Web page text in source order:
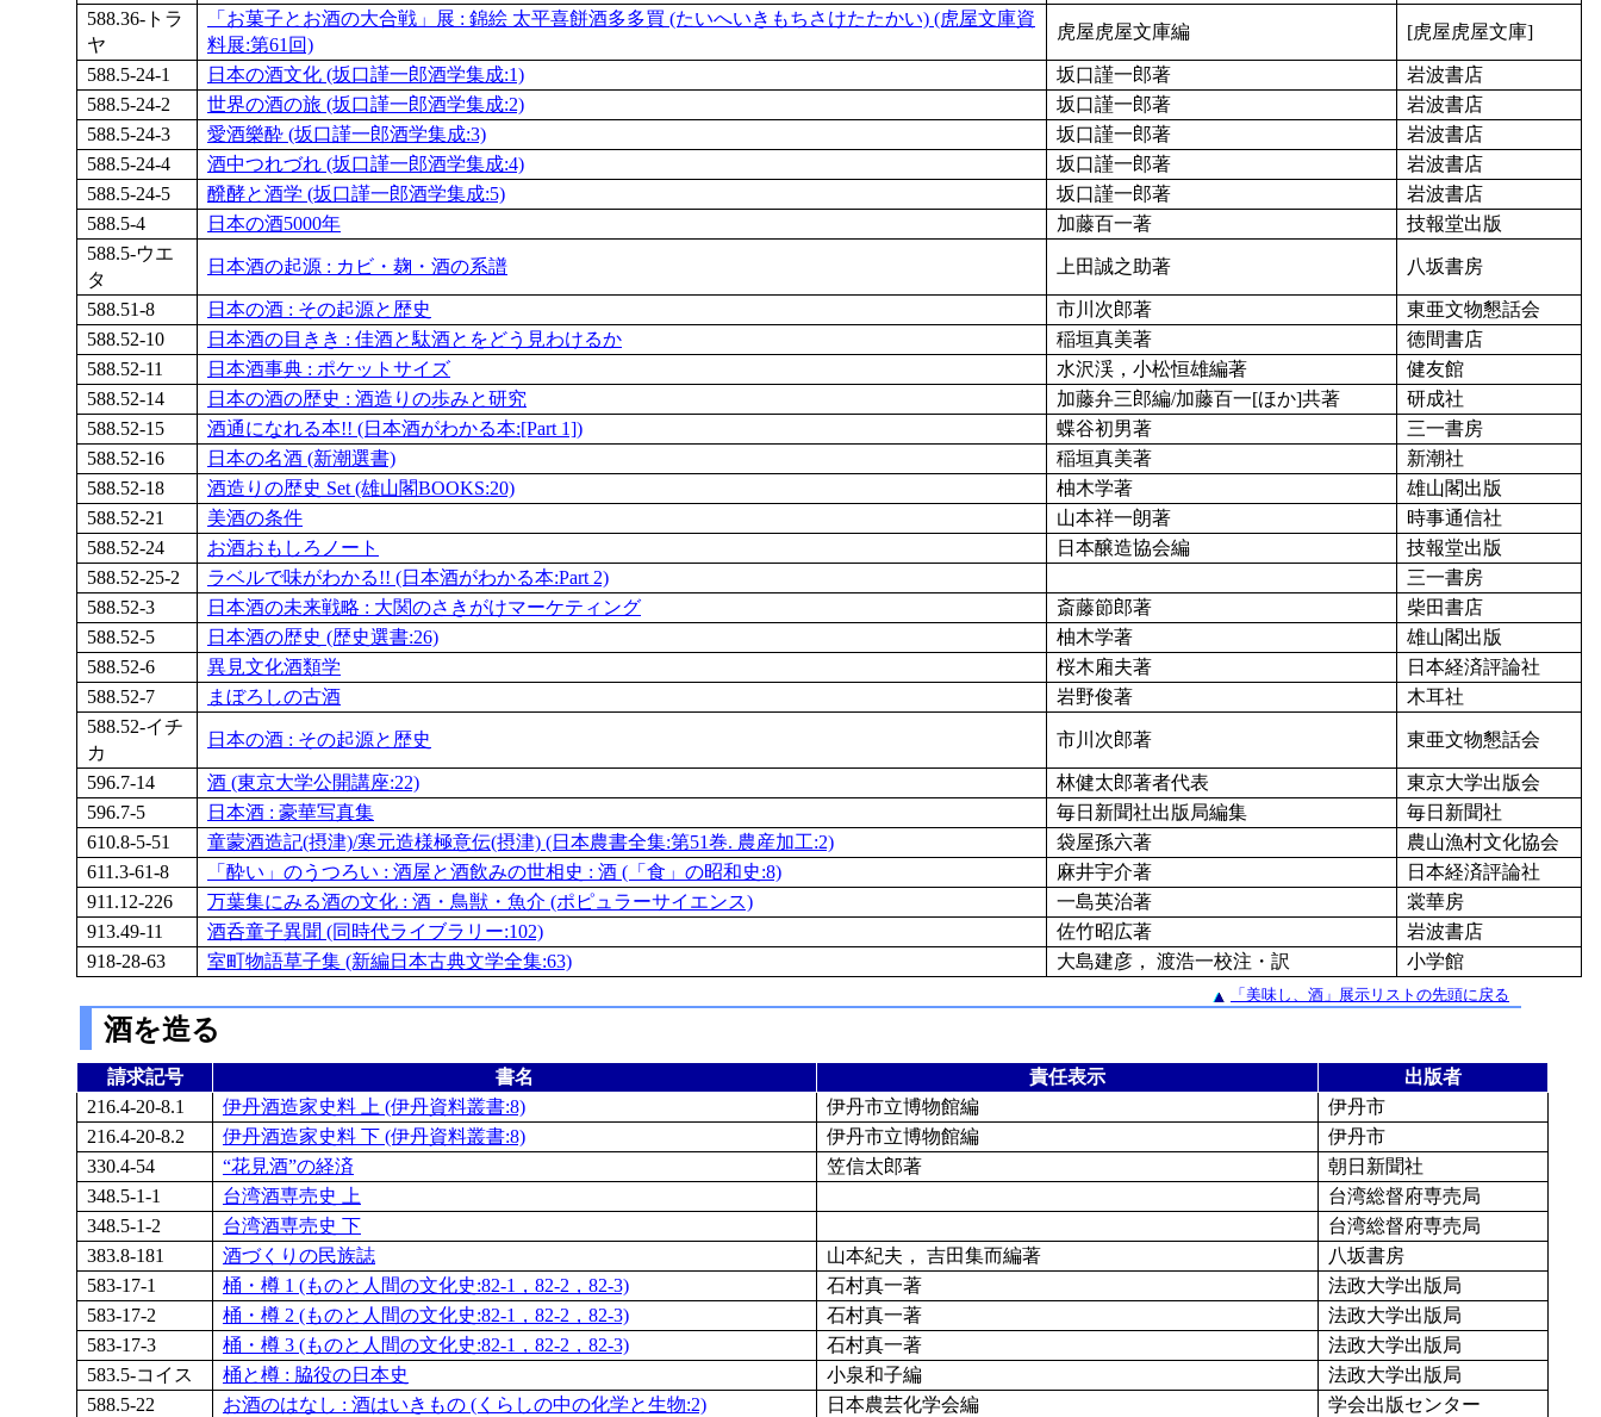
588.36-トラ
ヤ
「お菓子とお酒の大合戦」展 : 錦絵 太平喜餅酒多多買 (たいへいきもちさけたたかい) (虎屋文庫資
料展:第61回)
虎屋虎屋文庫編 [虎屋虎屋文庫]
588.5-24-1 日本の酒文化 (坂口謹一郎酒学集成:1) 坂口謹一郎著
岩波書店
588.5-24-2
世界の酒の旅 (坂口謹一郎酒学集成:2) 坂口謹一郎著
岩波書店
588.5-24-3
愛酒樂酔 (坂口謹一郎酒学集成:3) 坂口謹一郎著
岩波書店
588.5-24-4
酒中つれづれ (坂口謹一郎酒学集成:4) 坂口謹一郎著
岩波書店
588.5-24-5
醗酵と酒学 (坂口謹一郎酒学集成:5) 坂口謹一郎著
岩波書店
588.5-4
日本の酒5000年 加藤百一著
技報堂出版
588.5-ウエ
タ
日本酒の起源 : カビ・麹・酒の系譜 上田誠之助著 八坂書房
588.51-8 日本の酒 : その起源と歴史 市川次郎著
東亜文物懇話会
588.52-10
日本酒の目きき : 佳酒と駄酒とをどう見わけるか 稲垣真美著
徳間書店
588.52-11
日本酒事典 : ポケットサイズ 水沢渓，小松恒雄編著
健友館
588.52-14
日本の酒の歴史 : 酒造りの歩みと研究 加藤弁三郎編/加藤百一[ほか]共著
研成社
588.52-15
酒通になれる本!! (日本酒がわかる本:[Part 1]) 蝶谷初男著
三一書房
588.52-16
日本の名酒 (新潮選書) 稲垣真美著
新潮社
588.52-18
酒造りの歴史 Set (雄山閣BOOKS:20) 柚木学著
雄山閣出版
588.52-21
美酒の条件 山本祥一朗著
時事通信社
588.52-24
お酒おもしろノート 日本醸造協会編
技報堂出版
588.52-25-2
ラベルで味がわかる!! (日本酒がわかる本:Part 2)
三一書房
588.52-3
日本酒の未来戦略 : 大関のさきがけマーケティング 斎藤節郎著
柴田書店
588.52-5
日本酒の歴史 (歴史選書:26) 柚木学著
雄山閣出版
588.52-6
異見文化酒類学 桜木廂夫著
日本経済評論社
588.52-7
まぼろしの古酒 岩野俊著
木耳社
588.52-イチ
カ
日本の酒 : その起源と歴史 市川次郎著 東亜文物懇話会
596.7-14 酒 (東京大学公開講座:22) 林健太郎著者代表
東京大学出版会
596.7-5
日本酒 : 豪華写真集 毎日新聞社出版局編集
毎日新聞社
610.8-5-51
童蒙酒造記(摂津)/寒元造様極意伝(摂津) (日本農書全集:第51巻. 農産加工:2) 袋屋孫六著
農山漁村文化協会
611.3-61-8
「酔い」のうつろい : 酒屋と酒飲みの世相史 : 酒 (「食」の昭和史:8) 麻井宇介著
日本経済評論社
911.12-226
万葉集にみる酒の文化 : 酒・鳥獣・魚介 (ポピュラーサイエンス) 一島英治著
裳華房
913.49-11
酒呑童子異聞 (同時代ライブラリー:102) 佐竹昭広著
岩波書店
918-28-63
室町物語草子集 (新編日本古典文学全集:63) 大島建彦， 渡浩一校注・訳 小学館
「美味し、酒」展示リストの先頭に戻る
酒を造る
請求記号 書名 責任表示
出版者
216.4-20-8.1
伊丹酒造家史料 上 (伊丹資料叢書:8) 伊丹市立博物館編
伊丹市
216.4-20-8.2
伊丹酒造家史料 下 (伊丹資料叢書:8) 伊丹市立博物館編
伊丹市
330.4-54
“花見酒”の経済 笠信太郎著
朝日新聞社
348.5-1-1
台湾酒専売史 上
台湾総督府専売局
348.5-1-2
台湾酒専売史 下
台湾総督府専売局
383.8-181
酒づくりの民族誌 山本紀夫， 吉田集而編著
八坂書房
583-17-1
桶・樽 1 (ものと人間の文化史:82-1，82-2，82-3) 石村真一著
法政大学出版局
583-17-2
桶・樽 2 (ものと人間の文化史:82-1，82-2，82-3) 石村真一著
法政大学出版局
583-17-3
桶・樽 3 (ものと人間の文化史:82-1，82-2，82-3) 石村真一著
法政大学出版局
583.5-コイス
桶と樽 : 脇役の日本史 小泉和子編
法政大学出版局
588.5-22
お酒のはなし : 酒はいきもの (くらしの中の化学と生物:2) 日本農芸化学会編
学会出版センター